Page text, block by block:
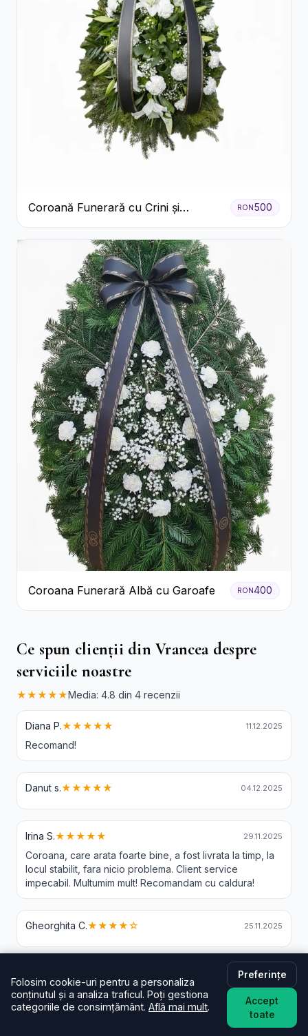
Coroană Funerară cu Crini și
Garoafe Albe
RON500
Coroana Funerară Albă cu Garoafe RON400
Ce spun clienții din Vrancea despre
serviciile noastre
★★★★★Media: 4.8 din 4 recenzii
Diana P.★★★★★ 11.12.2025
Recomand!
Danut s.★★★★★ 04.12.2025
Irina S.★★★★★ 29.11.2025
Coroana, care arata foarte bine, a fost livrata la timp, la
locul stabilit, fara nicio problema. Client service
impecabil. Multumim mult! Recomandam cu caldura!
Gheorghita C.★★★★☆ 25.11.2025
Livrare Flori Ochesesti - Intrebari
Frecvente
Folosim cookie-uri pentru a personaliza
conținutul și a analiza traficul. Poți gestiona
categoriile de consimțământ. Află mai mult.
Preferințe
Accept
toate